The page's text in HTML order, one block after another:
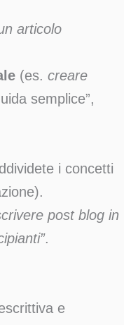
articolo
(es. creare
semplice”,
i concetti
post blog in
.
e